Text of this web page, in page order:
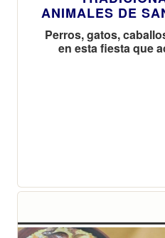
ANIMALES DE
Perros, gatos,
en esta fiesta que